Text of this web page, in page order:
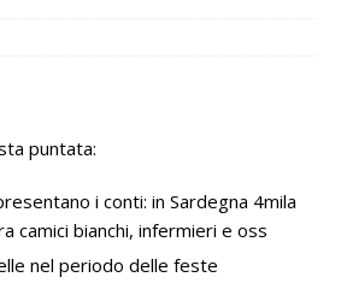
puntata:
i conti: in Sardegna 4mila
camici bianchi, infermieri e oss
nel periodo delle feste